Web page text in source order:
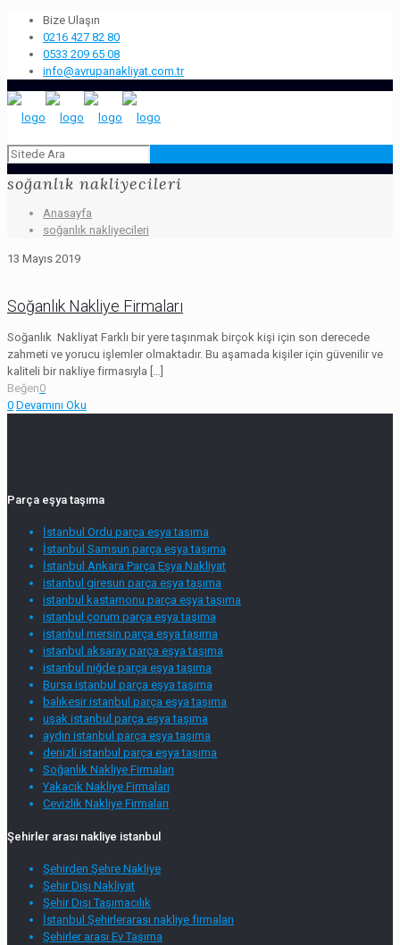
Bize Ulaşın
0216 427 82 80
0533 209 65 08
info@avrupanakliyat.com.tr
soğanlık nakliyecileri
Anasayfa
soğanlık nakliyecileri
13 Mayıs 2019
Soğanlık Nakliye Firmaları
Soğanlık Nakliyat Farklı bir yere taşınmak birçok kişi için son derecede
zahmeti ve yorucu işlemler olmaktadır. Bu aşamada kişiler için güvenilir ve
kaliteli bir nakliye firmasıyla
Beğen0
0 Devamını Oku
Parça eşya taşıma
İstanbul Ordu parça eşya taşıma
İstanbul Samsun parça eşya taşıma
İstanbul Ankara Parça Eşya Nakliyat
istanbul giresun parça eşya taşıma
istanbul kastamonu parça eşya taşıma
istanbul çorum parça eşya taşıma
istanbul mersin parça eşya taşıma
istanbul aksaray parça eşya taşıma
istanbul niğde parça eşya taşıma
Bursa istanbul parça eşya taşıma
balıkesir istanbul parça eşya taşıma
uşak istanbul parça eşya taşıma
aydın istanbul parça eşya taşıma
denizli istanbul parça eşya taşıma
Soğanlık Nakliye Firmaları
Yakacık Nakliye Firmaları
Cevizlik Nakliye Firmaları
Şehirler arası nakliye istanbul
Şehirden Şehre Nakliye
Şehir Dışı Nakliyat
Şehir Dışı Taşımacılık
İstanbul Şehirlerarası nakliye firmaları
Şehirler arası Ev Taşıma